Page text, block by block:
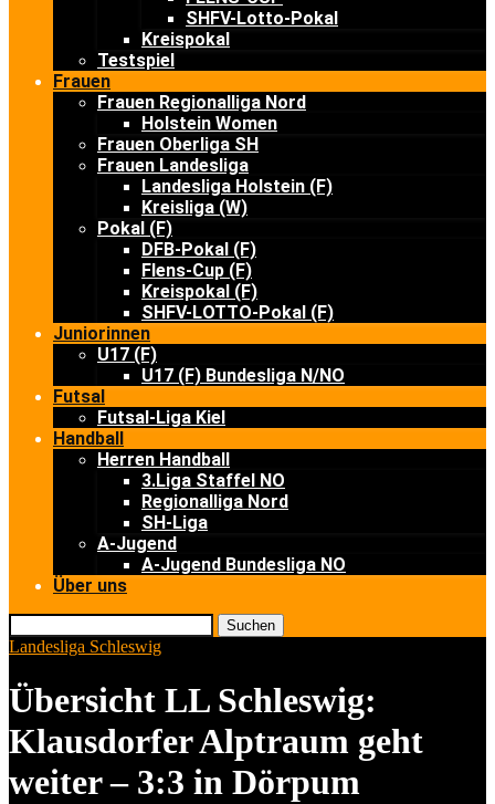
SHFV-Lotto-Pokal
Kreispokal
Testspiel
Frauen
Frauen Regionalliga Nord
Holstein Women
Frauen Oberliga SH
Frauen Landesliga
Landesliga Holstein (F)
Kreisliga (W)
Pokal (F)
DFB-Pokal (F)
Flens-Cup (F)
Kreispokal (F)
SHFV-LOTTO-Pokal (F)
Juniorinnen
U17 (F)
U17 (F) Bundesliga N/NO
Futsal
Futsal-Liga Kiel
Handball
Herren Handball
3.Liga Staffel NO
Regionalliga Nord
SH-Liga
A-Jugend
A-Jugend Bundesliga NO
Über uns
Suchen
Landesliga Schleswig
Übersicht LL Schleswig:
Klausdorfer Alptraum geht
weiter – 3:3 in Dörpum